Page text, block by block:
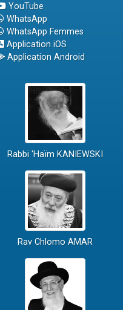
YouTube
WhatsApp
WhatsApp Femmes
Application iOS
Application Android
Rabbi 'Haïm KANIEWSKI
Rav Chlomo AMAR